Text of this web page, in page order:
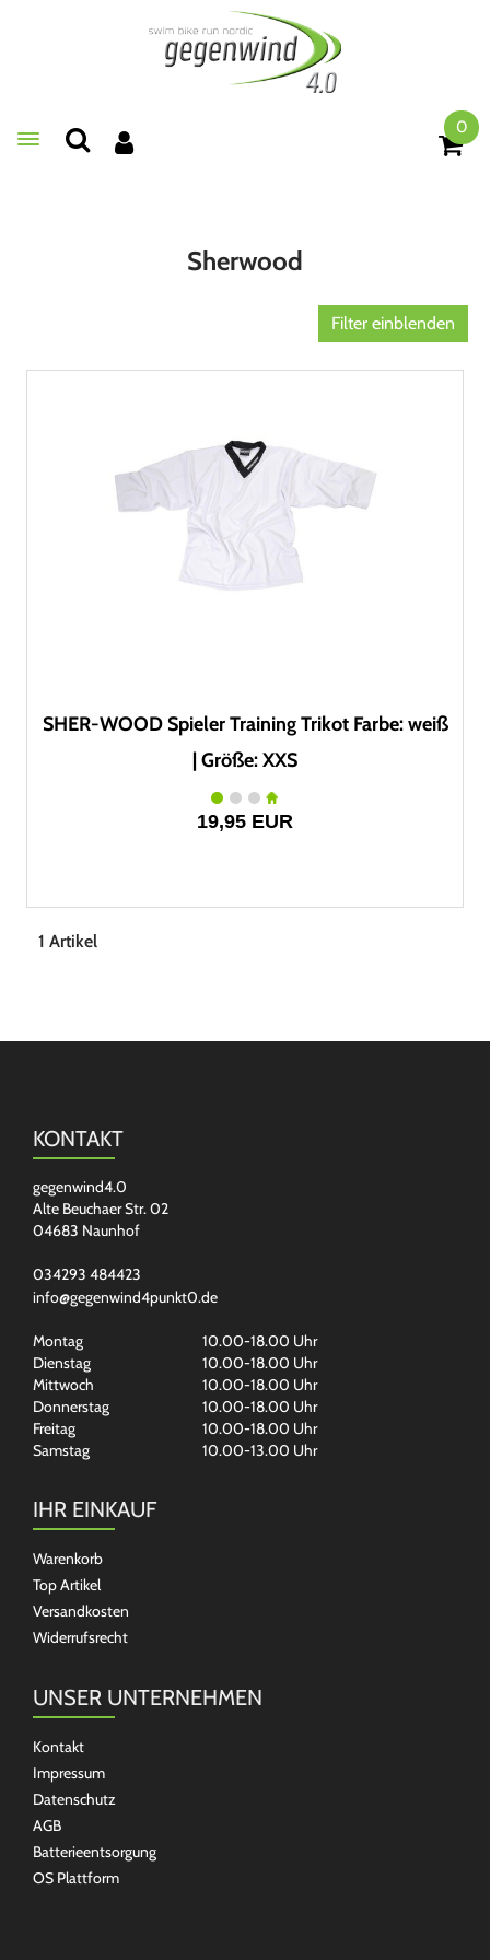
Toggle navigation
0
Sherwood
Filter einblenden
SHER-WOOD Spieler Training Trikot Farbe: weiß
| Größe: XXS
19,95 EUR
1 Artikel
KONTAKT
gegenwind4.0
Alte Beuchaer Str. 02
04683 Naunhof
034293 484423
info@gegenwind4punkt0.de
Montag
10.00-18.00 Uhr
Dienstag
10.00-18.00 Uhr
Mittwoch
10.00-18.00 Uhr
Donnerstag
10.00-18.00 Uhr
Freitag
10.00-18.00 Uhr
Samstag
10.00-13.00 Uhr
IHR EINKAUF
Warenkorb
Top Artikel
Versandkosten
Widerrufsrecht
UNSER UNTERNEHMEN
Kontakt
Impressum
Datenschutz
AGB
Batterieentsorgung
OS Plattform